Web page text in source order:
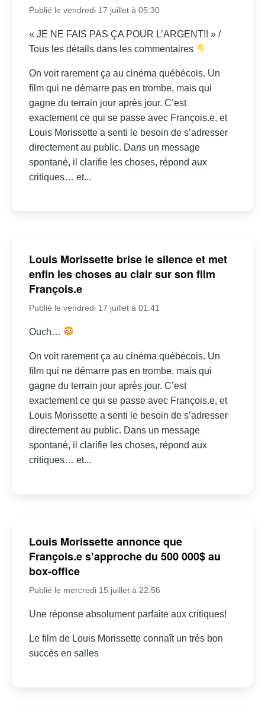
Publié le vendredi 17 juillet à 05:30
« JE NE FAIS PAS ÇA POUR L’ARGENT!! » /
Tous les détails dans les commentaires
On voit rarement ça au cinéma québécois. Un
film qui ne démarre pas en trombe, mais qui
gagne du terrain jour après jour. C’est
exactement ce qui se passe avec François.e, et
Louis Morissette a senti le besoin de s’adresser
directement au public. Dans un message
spontané, il clarifie les choses, répond aux
critiques… et...
Louis Morissette brise le silence et met
enfin les choses au clair sur son film
François.e
Publié le vendredi 17 juillet à 01:41
Ouch…
On voit rarement ça au cinéma québécois. Un
film qui ne démarre pas en trombe, mais qui
gagne du terrain jour après jour. C’est
exactement ce qui se passe avec François.e, et
Louis Morissette a senti le besoin de s’adresser
directement au public. Dans un message
spontané, il clarifie les choses, répond aux
critiques… et...
Louis Morissette annonce que
François.e s’approche du 500 000$ au
box-office
Publié le mercredi 15 juillet à 22:56
Une réponse absolument parfaite aux critiques!
Le film de Louis Morissette connaît un très bon
succès en salles